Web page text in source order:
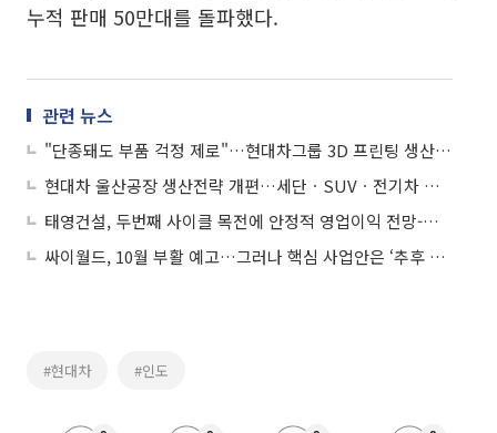
누적 판매 50만대를 돌파했다.
관련 뉴스
"단종돼도 부품 걱정 제로"…현대차그룹 3D 프린팅 생산 추진
현대차 울산공장 생산전략 개편…세단ㆍSUVㆍ전기차 전용공장 추진
태영건설, 두번째 사이클 목전에 안정적 영업이익 전망-현대차증권
싸이월드, 10월 부활 예고…그러나 핵심 사업안은 ‘추후 공개’
#현대차 #인도